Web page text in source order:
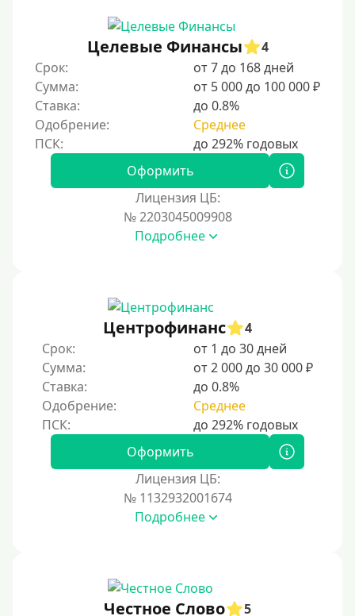
Моментум (Momentum)
Через систему Контакт (Contact)
Золотая Корона
Через систему быстрых платежей СБП
Способы получения
Без активации сервиса
Не выходя из дома
Без посещения офиса
В офисе
В ломбарде
Роботы займов
Онлайн на карту в Telegram
Без списания денег с карты
Денежным переводом
На Яндекс Деньги
Целевые Финансы
4
Срок:
от 7 до 168 дней
Сумма:
от 5 000 до 100 000 ₽
Ставка:
до 0.8%
Одобрение:
Среднее
Оформить
Лицензия ЦБ:
№ 2203045009908
Подробнее
Центрофинанс
4
Срок:
от 1 до 30 дней
Сумма:
от 2 000 до 30 000 ₽
Ставка:
до 0.8%
Одобрение:
Среднее
Оформить
Лицензия ЦБ:
№ 1132932001674
Подробнее
Честное Слово
5